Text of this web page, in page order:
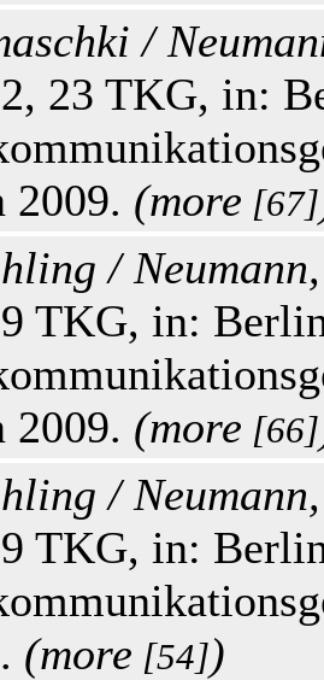
/
23 TKG, in:
2009. (more [67]
/ Neumann,
TKG, in:
2009. (more [66]
/ Neumann,
TKG, in:
(more [54])